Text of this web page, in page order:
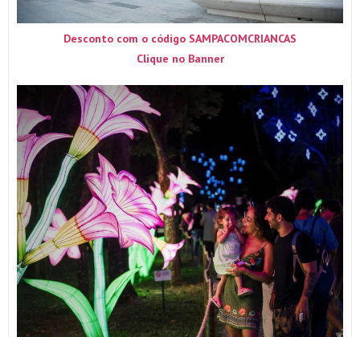
Desconto com o código SAMPACOMCRIANCAS
Clique no Banner